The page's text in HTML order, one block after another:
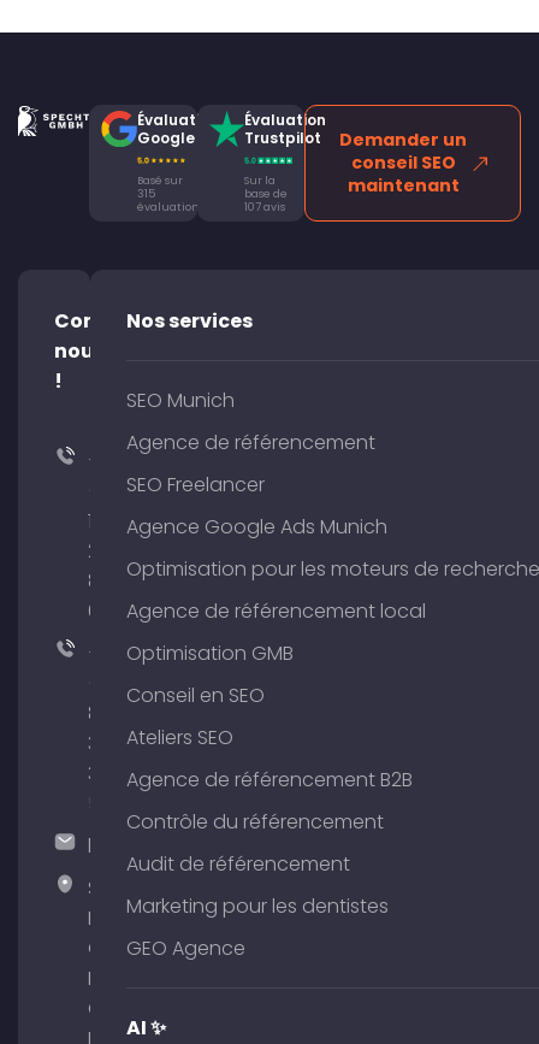
Évaluation
Google
Basé sur
315
évaluations
Évaluation
Trustpilot
Sur la
base de
107 avis
Demander un
conseil SEO
maintenant
Contacte-
nous
!
+49
176
204
801
64
+49
89
380
375
hallo@timospecht.de
Specht
Marketing
GmbH –
Palais am
Obelisk
Nos services
SEO Munich
Agence de référencement
SEO Freelancer
Agence Google Ads Munich
Optimisation pour les moteurs de recherche
Agence de référencement local
Optimisation GMB
Conseil en SEO
Ateliers SEO
Agence de référencement B2B
Contrôle du référencement
Audit de référencement
Marketing pour les dentistes
GEO Agence
AI ✨